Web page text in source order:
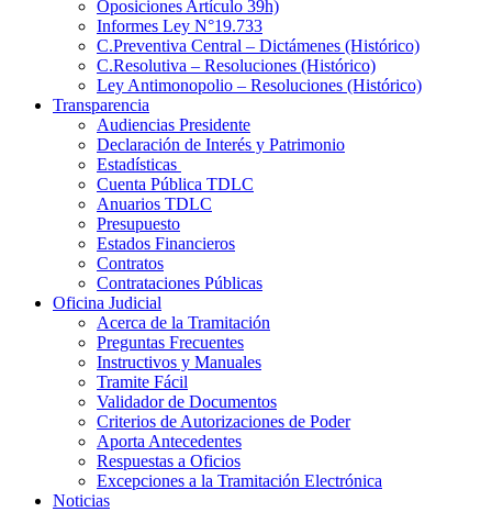
Oposiciones Artículo 39h)
Informes Ley N°19.733
C.Preventiva Central – Dictámenes (Histórico)
C.Resolutiva – Resoluciones (Histórico)
Ley Antimonopolio – Resoluciones (Histórico)
Transparencia
Audiencias Presidente
Declaración de Interés y Patrimonio
Estadísticas
Cuenta Pública TDLC
Anuarios TDLC
Presupuesto
Estados Financieros
Contratos
Contrataciones Públicas
Oficina Judicial
Acerca de la Tramitación
Preguntas Frecuentes
Instructivos y Manuales
Tramite Fácil
Validador de Documentos
Criterios de Autorizaciones de Poder
Aporta Antecedentes
Respuestas a Oficios
Excepciones a la Tramitación Electrónica
Noticias